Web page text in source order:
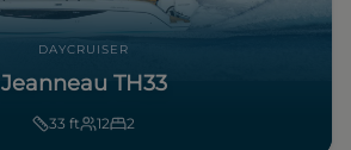
DAYCRUISER
Jeanneau TH33
33 ft 12 2